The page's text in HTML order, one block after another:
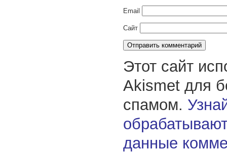
Email
Сайт
Этот сайт
Akismet для
спамом.
данные